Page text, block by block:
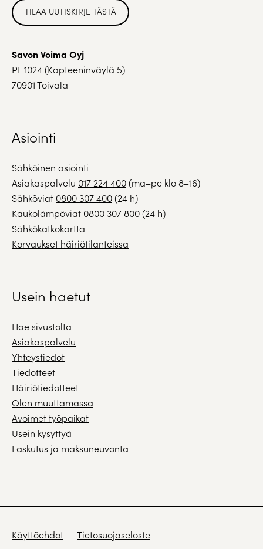
TILAA UUTISKIRJE TÄSTÄ
Savon Voima Oyj
PL 1024 (Kapteeninväylä 5)
70901 Toivala
Asiointi
Sähköinen asiointi
Asiakaspalvelu 017 224 400(ma–pe klo 8–16)
Sähköviat 0800 307 400(24 h)
Kaukolämpöviat 0800 307 800(24 h)
Sähkökatkokartta
Korvaukset häiriötilanteissa
Usein haetut
Hae sivustolta
Asiakaspalvelu
Yhteystiedot
Tiedotteet
Häiriötiedotteet
Olen muuttamassa
Avoimet työpaikat
Usein kysyttyä
Laskutus ja maksuneuvonta
Käyttöehdot Tietosuojaseloste